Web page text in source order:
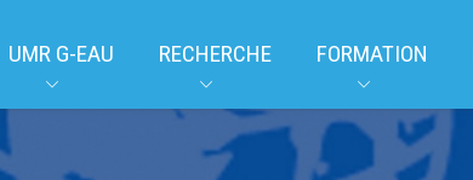
UMR G-EAU RECHERCHE FORMATION